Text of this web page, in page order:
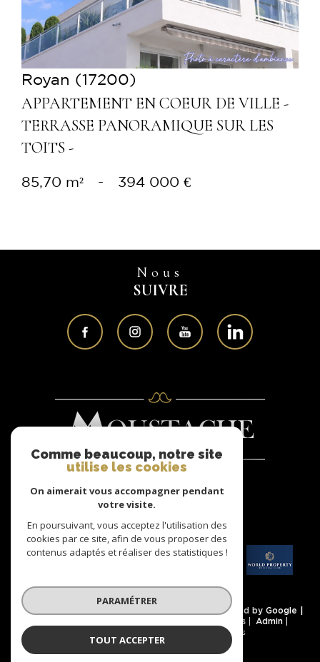
Royan (17200)
APPARTEMENT EN COEUR DE VILLE -
TERRASSE PANORAMIQUE SUR LES
TOITS -
85,70 m² - 394 000 €
Nous
SUIVRE
Nous
ADHÉRONS
© 2026 | Tous droits réservés | Traduction powered by Google |
Mentions légales
Admin
Cookies
Comme beaucoup, notre site
utilise les cookies
On aimerait vous accompagner pendant
votre visite.
En poursuivant, vous acceptez l'utilisation des
cookies par ce site, afin de vous proposer des
contenus adaptés et réaliser des statistiques !
PARAMÉTRER
TOUT ACCEPTER